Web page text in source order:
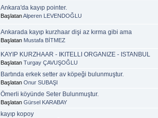
Ankara'da kayıp pointer.
BaşlatanAlperen LEVENDOĞLU
Ankarada kayıp kurzhaar dişi az kırma gibi ama
Başlatan Mustafa BİTMEZ
KAYIP KURZHAAR - IKITELLI ORGANIZE - ISTANBUL
Başlatan Turgay ÇAVUŞOĞLU
Bartında erkek setter av köpeği bulunmuştur.
Başlatan Onur SUBAŞI
Ömerli köyünde Seter Bulunmuştur.
Başlatan Gürsel KARABAY
kayıp kopoy